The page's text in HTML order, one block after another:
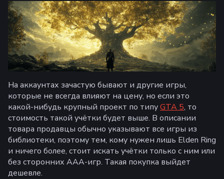
На аккаунтах зачастую бывают и другие игры,
которые не всегда влияют на цену, но если это
какой-нибудь крупный проект по типуGTA 5, то
стоимость такой учётки будет выше. В описании
товара продавцы обычно указывают все игры из
библиотеки, поэтому тем, кому нужен лишь Elden Ring
и ничего более, стоит искать учётки только с ним или
без сторонних AAA-игр. Такая покупка выйдет
дешевле.